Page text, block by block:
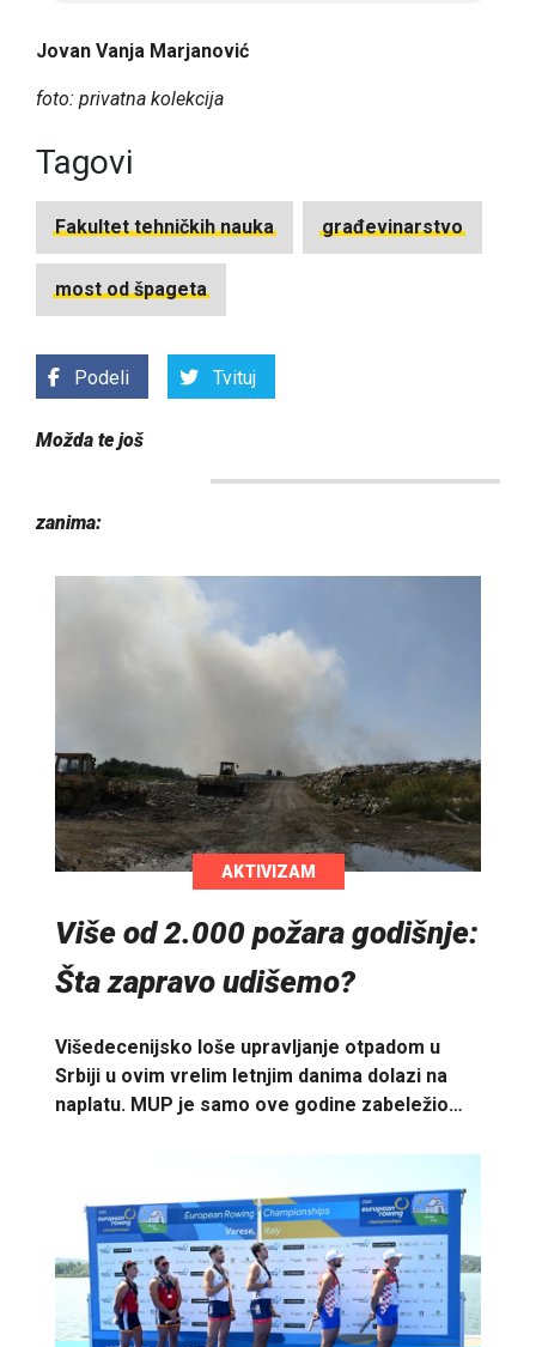
Jovan Vanja Marjanović
foto: privatna kolekcija
Tagovi
Fakultet tehničkih nauka građevinarstvo
most od špageta
Podeli Tvituj
Možda te još
zanima:
AKTIVIZAM
Više od 2.000 požara godišnje:
Šta zapravo udišemo?
Višedecenijsko loše upravljanje otpadom u
Srbiji u ovim vrelim letnjim danima dolazi na
naplatu. MUP je samo ove godine zabeležio…